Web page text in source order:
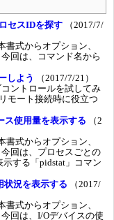
セスIDを探す （2017/7/
式からオプション、
回は、コマンド名から
しよう
（2017/7/21）
ントロールを試してみ
モート接続時に役立つ
ス使用量を表示する （2
式からオプション、
回は、プロセスごとの
する「pidstat」コマン
況を表示する （2017/
式からオプション、
回は、I/Oデバイスの使